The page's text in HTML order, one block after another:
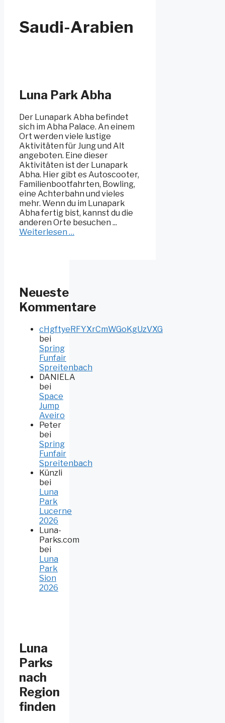
Saudi-Arabien
Luna Park Abha
Der Lunapark Abha befindet
sich im Abha Palace. An einem
Ort werden viele lustige
Aktivitäten für Jung und Alt
angeboten. Eine dieser
Aktivitäten ist der Lunapark
Abha. Hier gibt es Autoscooter,
Familienbootfahrten, Bowling,
eine Achterbahn und vieles
mehr. Wenn du im Lunapark
Abha fertig bist, kannst du die
anderen Orte besuchen ...
Weiterlesen …
Neueste
Kommentare
cHgftyeRFYXrCmWGoKgUzVXG
bei
Spring
Funfair
Spreitenbach
DANIELA
bei
Space
Jump
Aveiro
Peter
bei
Spring
Funfair
Spreitenbach
Künzli
bei
Luna
Park
Lucerne
2026
Luna-
Parks.com
bei
Luna
Park
Sion
2026
Luna
Parks
nach
Region
finden